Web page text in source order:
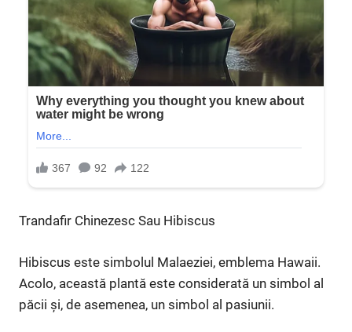
Trandafir Chinezesc Sau Hibiscus
Hibiscus este simbolul Malaeziei, emblema Hawaii.
Acolo, această plantă este considerată un simbol al
păcii și, de asemenea, un simbol al pasiunii.